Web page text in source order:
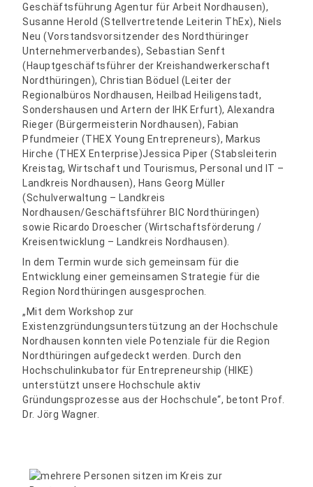
Geschäftsführung Agentur für Arbeit Nordhausen),
Susanne Herold (Stellvertretende Leiterin ThEx), Niels
Neu (Vorstandsvorsitzender des Nordthüringer
Unternehmerverbandes), Sebastian Senft
(Hauptgeschäftsführer der Kreishandwerkerschaft
Nordthüringen), Christian Böduel (Leiter der
Regionalbüros Nordhausen, Heilbad Heiligenstadt,
Sondershausen und Artern der IHK Erfurt), Alexandra
Rieger (Bürgermeisterin Nordhausen), Fabian
Pfundmeier (THEX Young Entrepreneurs), Markus
Hirche (THEX Enterprise)Jessica Piper (Stabsleiterin
Kreistag, Wirtschaft und Tourismus, Personal und IT –
Landkreis Nordhausen), Hans Georg Müller
(Schulverwaltung – Landkreis
Nordhausen/Geschäftsführer BIC Nordthüringen)
sowie Ricardo Droescher (Wirtschaftsförderung /
Kreisentwicklung – Landkreis Nordhausen).
In dem Termin wurde sich gemeinsam für die
Entwicklung einer gemeinsamen Strategie für die
Region Nordthüringen ausgesprochen.
„Mit dem Workshop zur
Existenzgründungsunterstützung an der Hochschule
Nordhausen konnten viele Potenziale für die Region
Nordthüringen aufgedeckt werden. Durch den
Hochschulinkubator für Entrepreneurship (HIKE)
unterstützt unsere Hochschule aktiv
Gründungsprozesse aus der Hochschule“, betont Prof.
Dr. Jörg Wagner.